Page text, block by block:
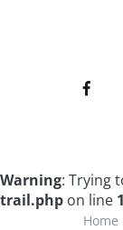
Warning: Trying
trail.php on line
Home